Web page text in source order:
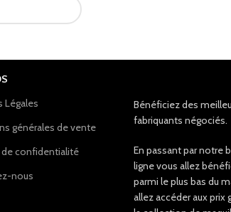
Légales
générales de vente
confidentialité
nous
Bénéficiez des
fabriquants négociés.
En passant par notre
ligne vous allez
parmi le plus bas du
allez accéder aux prix